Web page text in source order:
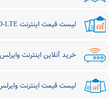
لیست قیمت اینترنت TD-LTE
خرید آنلاین اینترنت وایرلس
لیست قیمت اینترنت